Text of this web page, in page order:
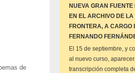
de
NUEVA GRAN FUENTE
EN EL ARCHIVO DE LA
FRONTERA, A CARGO
FERNANDO
El 15 de septiembre, y
al nuevo curso,
transcripción completa